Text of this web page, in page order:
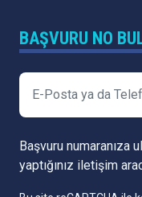
BAŞVURU NO
Başvuru numaranıza
yaptığınız iletişim